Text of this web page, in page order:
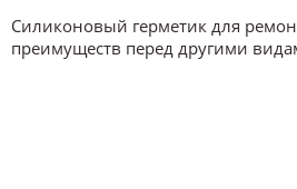
Силиконовый герметик для
преимуществ перед другими